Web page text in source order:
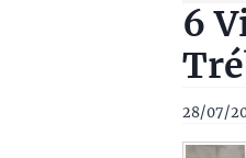
6
28/07/